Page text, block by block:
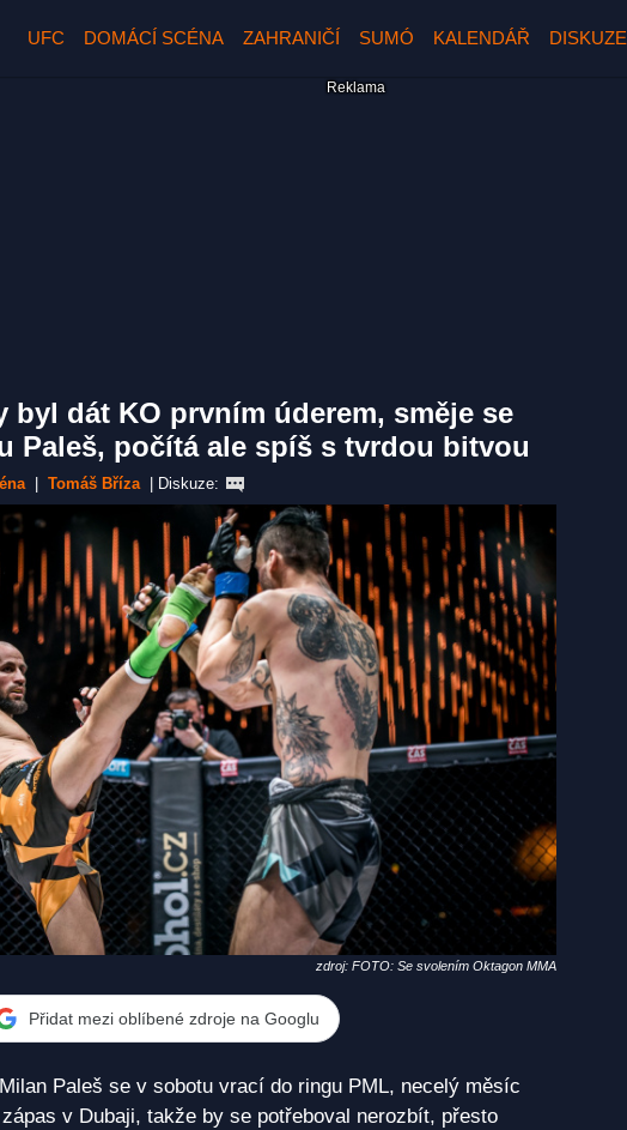
UFC DOMÁCÍ SCÉNA ZAHRANIČÍ SUMÓ KALENDÁŘ DISKUZE
byl dát KO prvním úderem, směje se
Paleš, počítá ale spíš s tvrdou bitvou
Tomáš Bříza Diskuze:
zdroj: FOTO: Se svolením Oktagon MMA
Přidat mezi oblíbené zdroje na Googlu
Paleš se v sobotu vrací do ringu PML, necelý měsíc
v Dubaji, takže by se potřeboval nerozbít, přesto